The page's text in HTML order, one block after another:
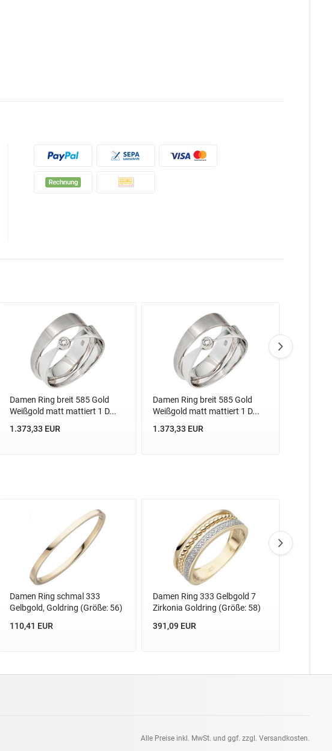
Damen Ring breit 585 Gold
Weißgold matt mattiert 1 D...
1.373,33 EUR
Damen Ring breit 585 Gold
Weißgold matt mattiert 1 D...
1.373,33 EUR
Damen Ring schmal 333
Gelbgold, Goldring (Größe: 56)
110,41 EUR
Damen Ring 333 Gelbgold 7
Zirkonia Goldring (Größe: 58)
391,09 EUR
Alle Preise inkl. MwSt. und ggf. zzgl. Versandkosten.